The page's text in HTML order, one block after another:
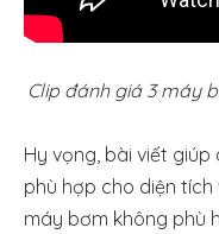
Clip đánh giá 3 máy
Hy vọng, bài viết
phù hợp cho diện tích
máy bơm không phù